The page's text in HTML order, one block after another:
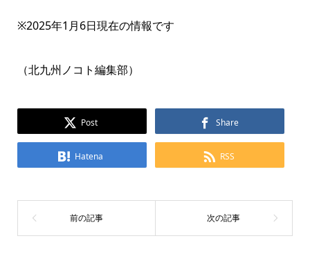
※2025年1月6日現在の情報です
（北九州ノコト編集部）
Post Share
Hatena RSS